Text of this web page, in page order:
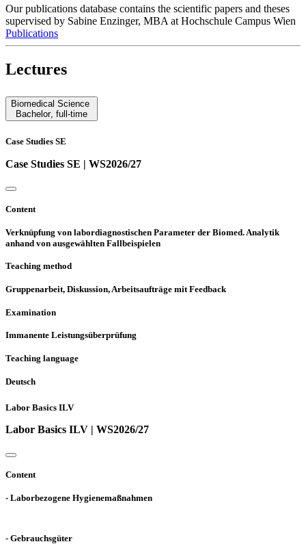
Our publications database contains the scientific papers and theses
supervised by Sabine Enzinger, MBA at Hochschule Campus Wien
Publications
Lectures
Biomedical Science
Bachelor, full-time
Case Studies SE
Case Studies SE | WS2026/27
Content
Verknüpfung von labordiagnostischen Parameter der Biomed. Analytik
anhand von ausgewählten Fallbeispielen
Teaching method
Gruppenarbeit, Diskussion, Arbeitsaufträge mit Feedback
Examination
Immanente Leistungsüberprüfung
Teaching language
Deutsch
Labor Basics ILV
Labor Basics ILV | WS2026/27
Content
- Laborbezogene Hygienemaßnahmen
- Gebrauchsgüter